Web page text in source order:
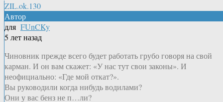
ZIL.ok.130
Автор
для FUnCKy
5 лет назад
Чиновник прежде всего будет работать грубо говоря на свой
карман. И он вам скажет: «У нас тут свои законы». И
неофициально: «Где мой откат?».
Вы руководили когда нибудь водилами?
Они у вас бенз не п…ли?